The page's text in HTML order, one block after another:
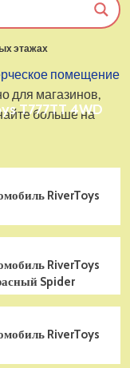
этажах
помещение
для магазинов,
больше на
T777TT 4WD
RiverToys
RiverToys
Spider
RiverToys